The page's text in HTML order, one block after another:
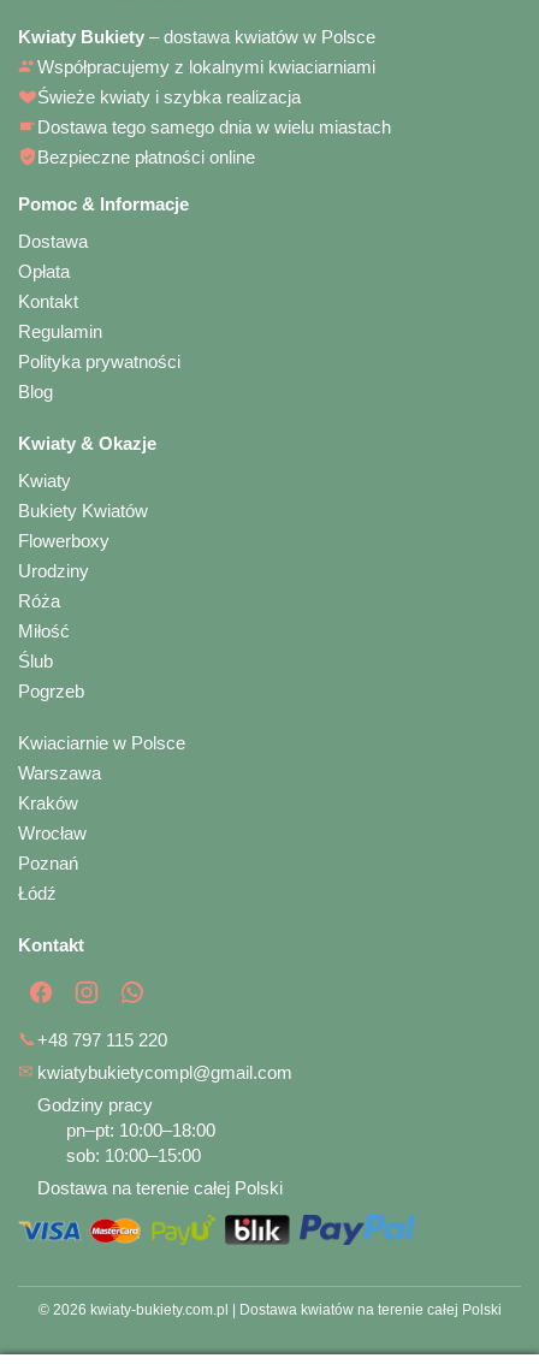
Kwiaty Bukiety – dostawa kwiatów w Polsce
Współpracujemy z lokalnymi kwiaciarniami
Świeże kwiaty i szybka realizacja
Dostawa tego samego dnia w wielu miastach
Bezpieczne płatności online
Pomoc & Informacje
Dostawa
Opłata
Kontakt
Regulamin
Polityka prywatności
Blog
Kwiaty & Okazje
Kwiaty
Bukiety Kwiatów
Flowerboxy
Urodziny
Róża
Miłość
Ślub
Pogrzeb
Kwiaciarnie w Polsce
Warszawa
Kraków
Wrocław
Poznań
Łódź
Kontakt
📞+48 797 115 220
✉ kwiatybukietycompl@gmail.com
Godziny pracy
pn–pt: 10:00–18:00
sob: 10:00–15:00
Dostawa na terenie całej Polski
© 2026 kwiaty-bukiety.com.pl | Dostawa kwiatów na terenie całej Polski